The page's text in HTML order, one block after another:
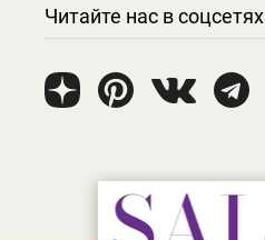
Читайте нас в соцсетях